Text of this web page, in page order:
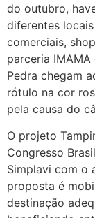
do outubro,
diferentes
comerciais,
parceria
Pedra chegam
rótulo na cor
pela causa do
O projeto
Congresso
Simplavi com o
proposta é
destinação